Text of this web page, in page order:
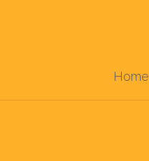
Home